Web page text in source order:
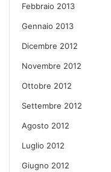
Febbraio 2013
Gennaio 2013
Dicembre 2012
Novembre 2012
Ottobre 2012
Settembre 2012
Agosto 2012
Luglio 2012
Giugno 2012